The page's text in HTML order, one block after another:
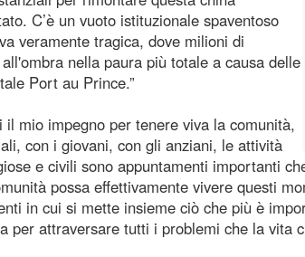
C’è un vuoto istituzionale spaventoso
veramente tragica, dove milioni di
nella paura più totale a causa delle
Port au Prince.”
mio impegno per tenere viva la comunità,
con i giovani, con gli anziani, le attività
e civili sono appuntamenti importanti
possa effettivamente vivere questi
in cui si mette insieme ciò che più è
per attraversare tutti i problemi che la vita